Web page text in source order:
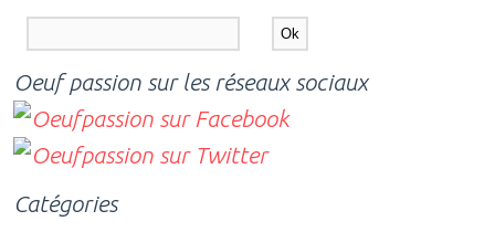
Oeuf passion sur les réseaux sociaux
Catégories